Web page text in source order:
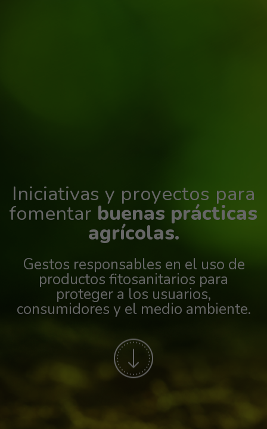
Iniciativas y proyectos para
fomentar buenas prácticas
agrícolas.
Gestos responsables en el uso de
productos fitosanitarios para
proteger a los usuarios,
consumidores y el medio ambiente.